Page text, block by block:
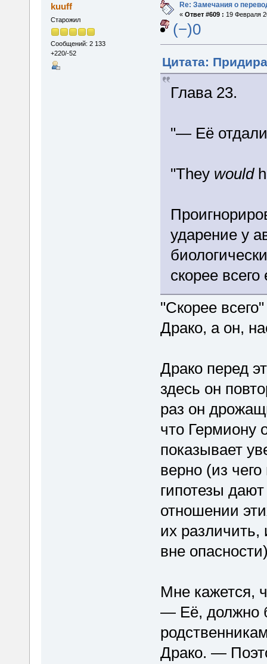
kuuff
Старожил
Сообщений: 2 133
+220/-52
Re: Замечания о
« Ответ #609 : 19 Февраля
(−)0
Цитата:
Глава 23.
"— Её
"They would
ударение у
скорее
"Скорее
Драко, а он,
Драко перед
здесь он
раз он
что Гермиону
показывает
верно (из
гипотезы
отношении
их
вне
Мне кажется,
— Её, должно
Драко. —